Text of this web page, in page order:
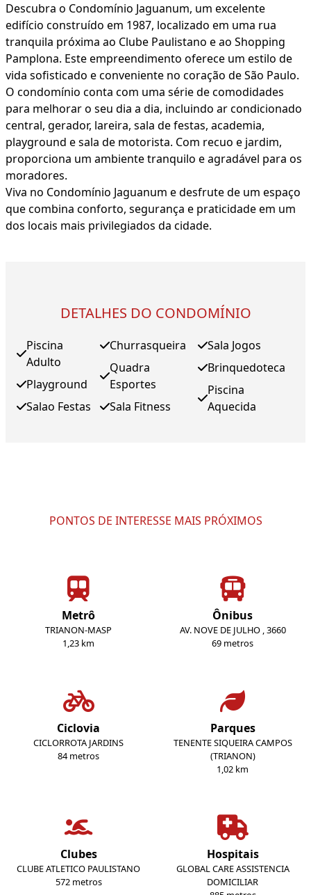
Descubra o Condomínio Jaguanum, um excelente
edifício construído em 1987, localizado em uma rua
tranquila próxima ao Clube Paulistano e ao Shopping
Pamplona. Este empreendimento oferece um estilo de
vida sofisticado e conveniente no coração de São Paulo.
O condomínio conta com uma série de comodidades
para melhorar o seu dia a dia, incluindo ar condicionado
central, gerador, lareira, sala de festas, academia,
playground e sala de motorista. Com recuo e jardim,
proporciona um ambiente tranquilo e agradável para os
moradores.
Viva no Condomínio Jaguanum e desfrute de um espaço
que combina conforto, segurança e praticidade em um
dos locais mais privilegiados da cidade.
DETALHES DO CONDOMÍNIO
Piscina
Adulto
Playground
Salao Festas
Churrasqueira
Quadra
Esportes
Sala Fitness
Sala Jogos
Brinquedoteca
Piscina
Aquecida
PONTOS DE INTERESSE MAIS PRÓXIMOS
Metrô
TRIANON-MASP
1,23 km
Ônibus
AV. NOVE DE JULHO , 3660
69 metros
Ciclovia
CICLORROTA JARDINS
84 metros
Parques
TENENTE SIQUEIRA CAMPOS
(TRIANON)
1,02 km
Clubes
CLUBE ATLETICO PAULISTANO
572 metros
Hospitais
GLOBAL CARE ASSISTENCIA
DOMICILIAR